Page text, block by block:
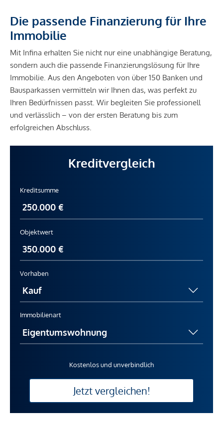
Die passende Finanzierung für Ihre
Immobilie
Mit Infina erhalten Sie nicht nur eine unabhängige Beratung,
sondern auch die passende Finanzierungslösung für Ihre
Immobilie. Aus den Angeboten von über 150 Banken und
Bausparkassen vermitteln wir Ihnen das, was perfekt zu
Ihren Bedürfnissen passt. Wir begleiten Sie professionell
und verlässlich – von der ersten Beratung bis zum
erfolgreichen Abschluss.
Kreditvergleich
Kreditsumme
Objektwert
Vorhaben
Immobilienart
Kostenlos und unverbindlich
Jetzt vergleichen!